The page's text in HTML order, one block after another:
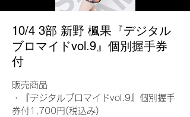
10/4 3部 新野 楓果『デジタル
ブロマイドvol.9』個別握手券
付
販売商品
・『デジタルブロマイドvol.9』個別握手
券付1,700円(税込み)